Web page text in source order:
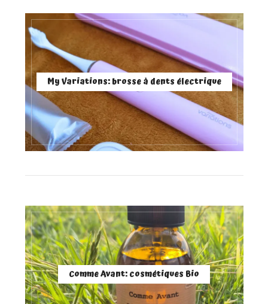
My Variations: brosse à dents électrique
Comme Avant: cosmétiques Bio